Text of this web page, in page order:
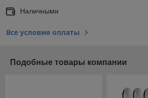
Наличными
Все условия оплаты
Подобные товары компании